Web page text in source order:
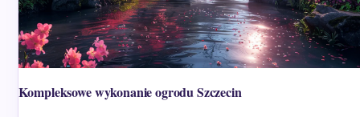
Kompleksowe wykonanie ogrodu Szczecin